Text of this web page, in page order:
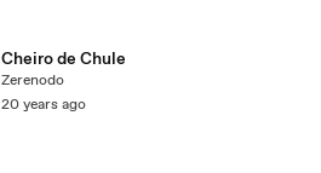
Cheiro de Chule
Zerenodo
20 years ago